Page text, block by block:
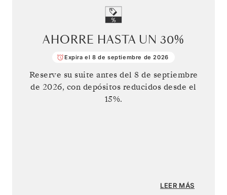
AHORRE HASTA UN 30%
Expira el 8 de septiembre de 2026
Reserve su suite antes del 8 de septiembre
de 2026, con depósitos reducidos desde el
15%.
LEER MÁS